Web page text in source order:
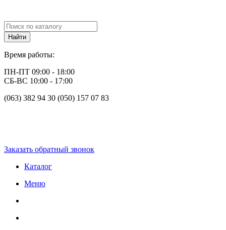
Время работы:
ПН-ПТ 09:00 - 18:00
СБ-ВС 10:00 - 17:00
(063) 382 94 30 (050) 157 07 83
Заказать обратный звонок
Каталог
Меню